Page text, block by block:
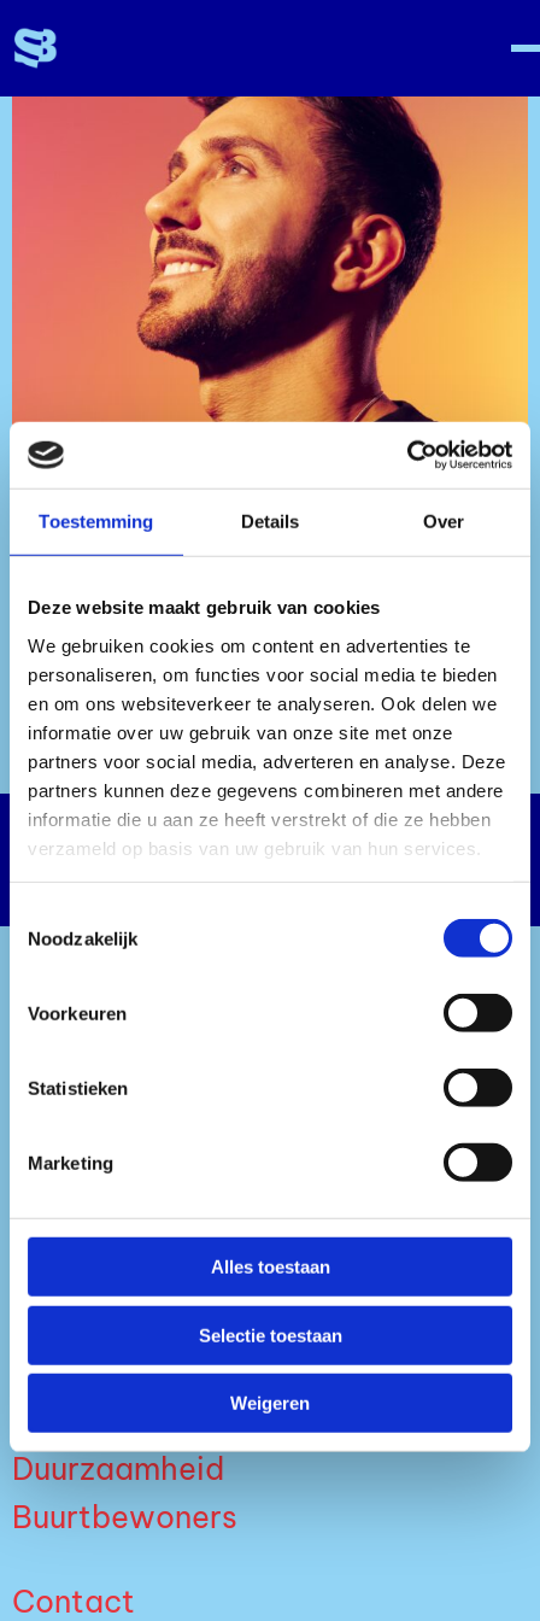
Toestemming Details Over
Deze website maakt gebruik van cookies
We gebruiken cookies om content en advertenties te
personaliseren, om functies voor social media te bieden
en om ons websiteverkeer te analyseren. Ook delen we
informatie over uw gebruik van onze site met onze
partners voor social media, adverteren en analyse. Deze
partners kunnen deze gegevens combineren met andere
informatie die u aan ze heeft verstrekt of die ze hebben
verzameld op basis van uw gebruik van hun services.
Noodzakelijk
Voorkeuren
Statistieken
Marketing
Alles toestaan
Selectie toestaan
Weigeren
HOTSINCE82
SPOTIFY
HOTSINCE82
Over ons
Info
Media
Nieuws
Duurzaamheid
Buurtbewoners
Contact